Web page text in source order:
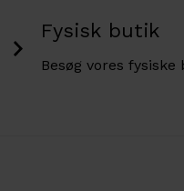
Fysisk butik
Besøg vores